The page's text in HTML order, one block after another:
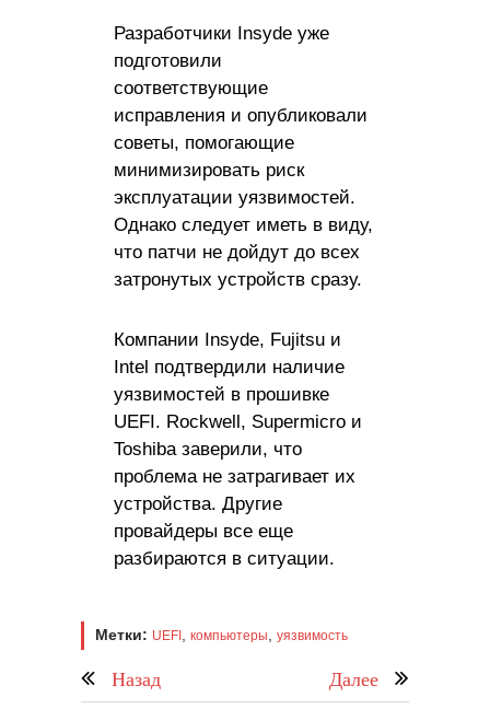
Разработчики Insyde уже
подготовили
соответствующие
исправления и опубликовали
советы, помогающие
минимизировать риск
эксплуатации уязвимостей.
Однако следует иметь в виду,
что патчи не дойдут до всех
затронутых устройств сразу.
Компании Insyde, Fujitsu и
Intel подтвердили наличие
уязвимостей в прошивке
UEFI. Rockwell, Supermicro и
Toshiba заверили, что
проблема не затрагивает их
устройства. Другие
провайдеры все еще
разбираются в ситуации.
Метки: UEFI компьютеры уязвимость
Назад Далее